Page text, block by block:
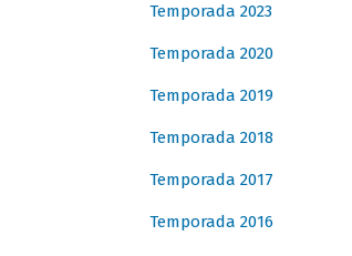
Temporada 2023
Temporada 2020
Temporada 2019
Temporada 2018
Temporada 2017
Temporada 2016